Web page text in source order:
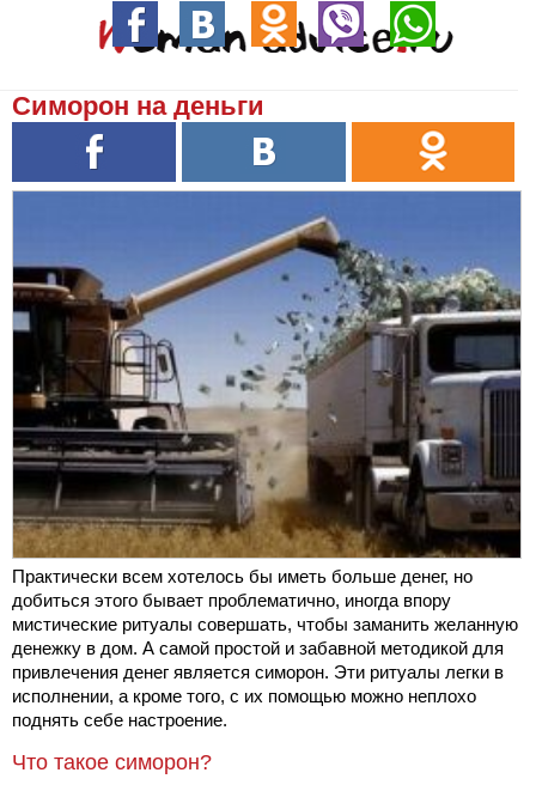
Симорон на деньги
Практически всем хотелось бы иметь больше денег, но
добиться этого бывает проблематично, иногда впору
мистические ритуалы совершать, чтобы заманить желанную
денежку в дом. А самой простой и забавной методикой для
привлечения денег является симорон. Эти ритуалы легки в
исполнении, а кроме того, с их помощью можно неплохо
поднять себе настроение.
Что такое симорон?